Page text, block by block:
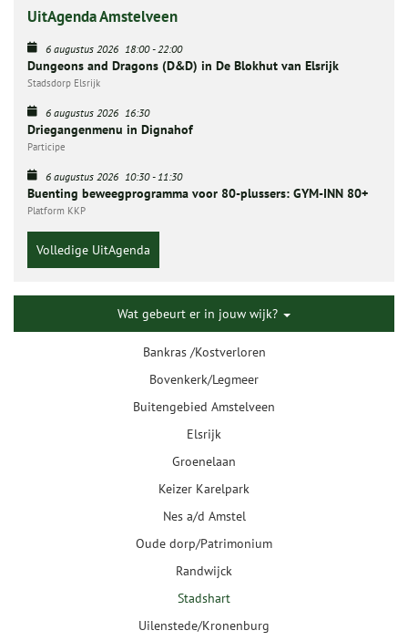
UitAgenda Amstelveen
6 augustus 2026 18:00-22:00
Dungeons and Dragons (D&D) in De Blokhut van Elsrijk
Stadsdorp Elsrijk
6 augustus 2026 16:30
Driegangenmenu in Dignahof
Participe
6 augustus 2026 10:30-11:30
Buenting beweegprogramma voor 80-plussers: GYM-INN 80+
Platform KKP
Volledige UitAgenda
Wat gebeurt er in jouw wijk?
Bankras /Kostverloren
Bovenkerk/Legmeer
Buitengebied Amstelveen
Elsrijk
Groenelaan
Keizer Karelpark
Nes a/d Amstel
Oude dorp/Patrimonium
Randwijck
Stadshart
Uilenstede/Kronenburg